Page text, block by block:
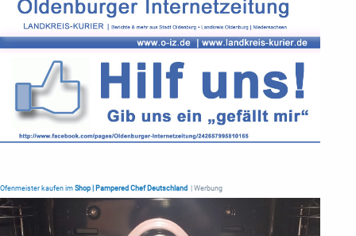
Ofenmeister kaufen im Shop | Pampered Chef Deutschland | Werbung